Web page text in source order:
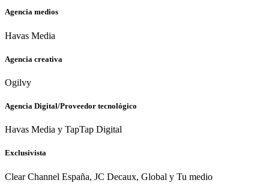
Agencia medios
Havas Media​
Agencia creativa
Ogilvy
Agencia Digital/Proveedor tecnológico
Havas Media​ y TapTap Digital​
Exclusivista
Clear Channel España, JC Decaux, Global y Tu medio